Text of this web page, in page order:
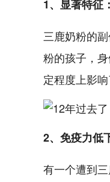
1、显著特征
三鹿奶粉的
粉的孩子，
定程度上影响
2、免疫力低
有一个遭到